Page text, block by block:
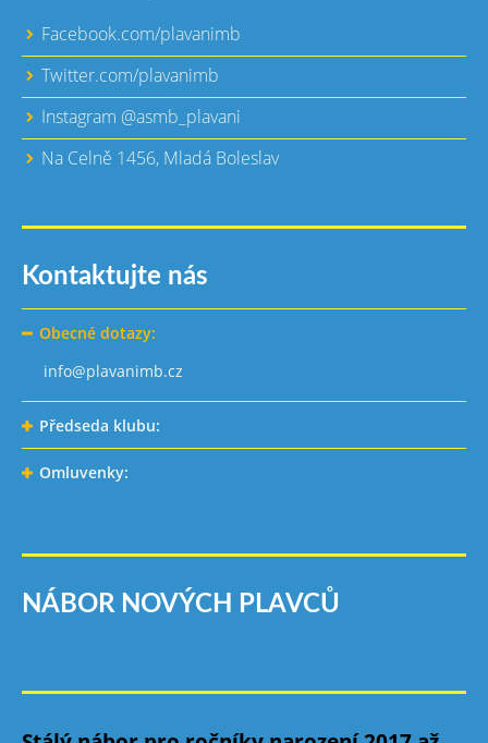
Facebook.com/plavanimb
Twitter.com/plavanimb
Instagram @asmb_plavani
Na Celně 1456, Mladá Boleslav
Kontaktujte nás
Obecné dotazy:
info@plavanimb.cz
Předseda klubu:
Omluvenky:
NÁBOR NOVÝCH PLAVCŮ